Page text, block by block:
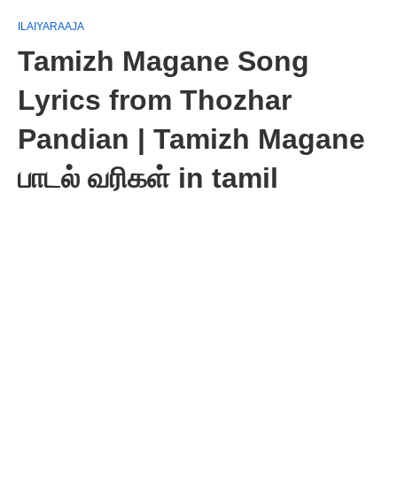
ILAIYARAAJA
Tamizh Magane Song
Lyrics from Thozhar
Pandian | Tamizh Magane
பாடல் வரிகள் in tamil